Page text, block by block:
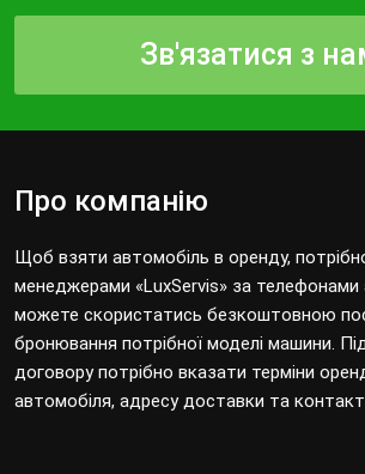
Зв'язатися з
Про компанію
Щоб взяти автомобіль в оренду,
менеджерами «LuxServis» за телефонами
можете скористатись безкоштовною
бронювання потрібної моделі машини.
договору потрібно вказати терміни
автомобіля, адресу доставки та